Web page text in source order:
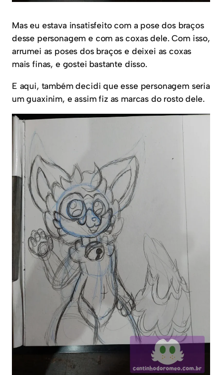
Mas eu estava insatisfeito com a pose dos braços
desse personagem e com as coxas dele. Com isso,
arrumei as poses dos braços e deixei as coxas
mais finas, e gostei bastante disso.
E aqui, também decidi que esse personagem seria
um guaxinim, e assim fiz as marcas do rosto dele.